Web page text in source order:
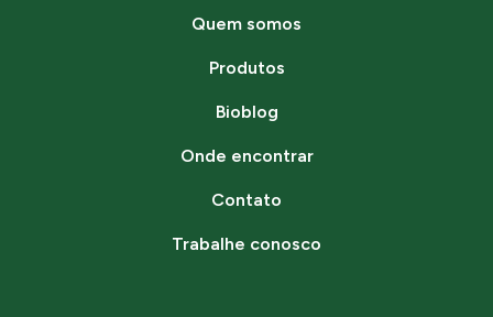
Quem somos
Produtos
Bioblog
Onde encontrar
Contato
Trabalhe conosco